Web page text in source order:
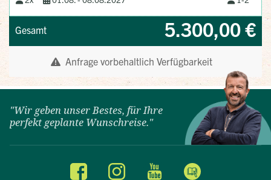
"Wir geben unser Bestes, für Ihre
perfekt geplante Wunschreise."